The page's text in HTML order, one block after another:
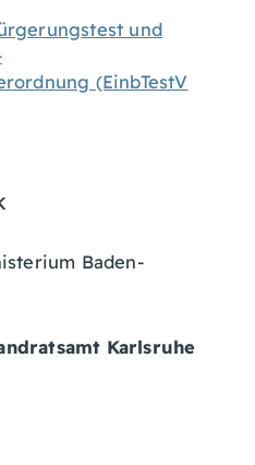
und
(EinbTestV
Baden-
Karlsruhe